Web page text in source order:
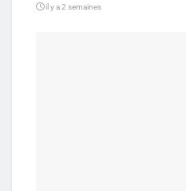
il y a 2 semaines